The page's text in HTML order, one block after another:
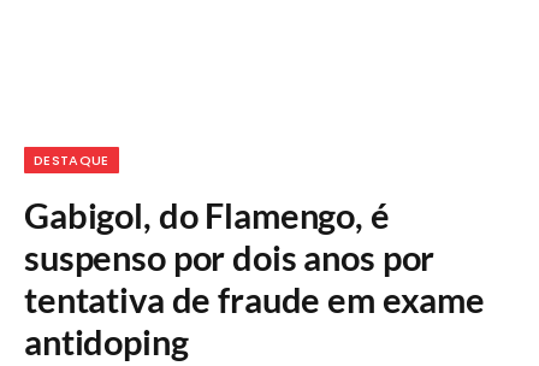
DESTAQUE
Gabigol, do Flamengo, é
suspenso por dois anos por
tentativa de fraude em exame
antidoping